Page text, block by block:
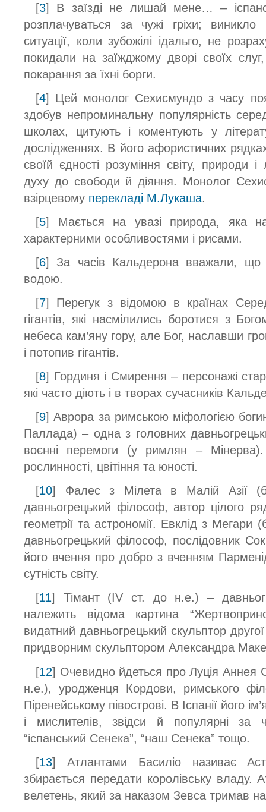
[3] В заїзді не лишай мене… –
розплачуваться за чужі гріхи; виникло
ситуації, коли зубожілі ідальго, не
покидали на заїжджому дворі своїх
покарання за їхні борги.
[4] Цей монолог Сехисмундо з часу
здобув непроминальну популярність
школах, цитують і коментують у
дослідженнях. В його афористичних
своїй єдності розуміння світу, природи
духу до свободи й діяння. Монолог
взірцевому перекладі М.Лукаша.
[5] Мається на увазі природа, яка
характерними особливостями і рисами.
[6] За часів Кальдерона вважали, що
водою.
[7] Перегук з відомою в країнах
гігантів, які насмілились боротися з
небеса кам’яну гору, але Бог, наславши
і потопив гігантів.
[8] Гординя і Смирення – персонажі
які часто діють і в творах сучасників
[9] Аврора за римською міфологією
Паллада) – одна з головних
воєнні перемоги (у римлян –
рослинності, цвітіння та юності.
[10] Фалес з Мілета в Малій Азії
давньогрецький філософ, автор цілого
геометрії та астрономії. Евклід з
давньогрецький філософ, послідовник
його вчення про добро з вченням
сутність світу.
[11] Тімант (IV ст. до н.е.) –
належить відома картина
видатний давньогрецький скульптор
придворним скульптором Александра
[12] Очевидно йдеться про Луція Аннея
н.е.), уродженця Кордови, римського
Піренейському півострові. В Іспанії його
і мислителів, звідси й популярні за
“іспанський Сенека”, “наш Сенека” тощо.
[13] Атлантами Басиліо називає
збирається передати королівську владу.
велетень, який за наказом Зевса тримав